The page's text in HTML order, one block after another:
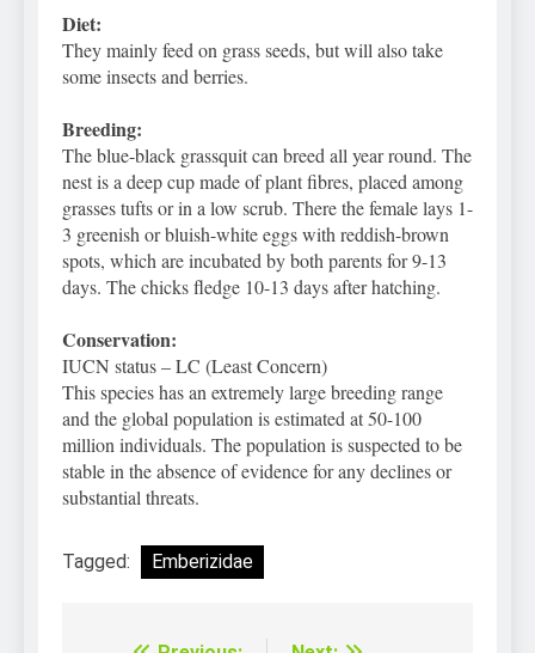
Diet:
They mainly feed on grass seeds, but will also take
some insects and berries.
Breeding:
The blue-black grassquit can breed all year round. The
nest is a deep cup made of plant fibres, placed among
grasses tufts or in a low scrub. There the female lays 1-
3 greenish or bluish-white eggs with reddish-brown
spots, which are incubated by both parents for 9-13
days. The chicks fledge 10-13 days after hatching.
Conservation:
IUCN status – LC (Least Concern)
This species has an extremely large breeding range
and the global population is estimated at 50-100
million individuals. The population is suspected to be
stable in the absence of evidence for any declines or
substantial threats.
Tagged: Emberizidae